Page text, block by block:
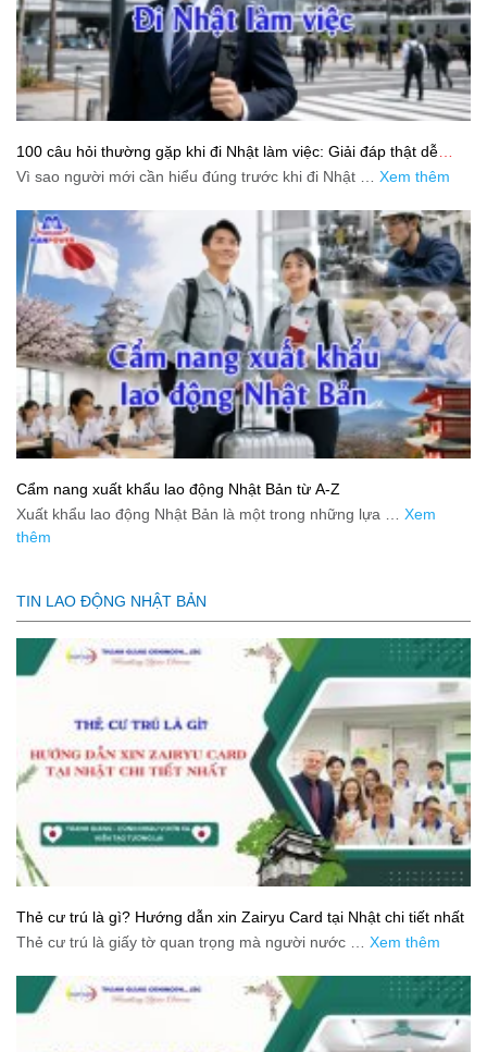
100 câu hỏi thường gặp khi đi Nhật làm việc: Giải đáp thật dễ
hiểu cho người mới bắt đầu
Vì sao người mới cần hiểu đúng trước khi đi Nhật … Xem thêm
Cẩm nang xuất khẩu lao động Nhật Bản từ A-Z
Xuất khẩu lao động Nhật Bản là một trong những lựa … Xem
thêm
TIN LAO ĐỘNG NHẬT BẢN
Thẻ cư trú là gì? Hướng dẫn xin Zairyu Card tại Nhật chi tiết nhất
Thẻ cư trú là giấy tờ quan trọng mà người nước … Xem thêm